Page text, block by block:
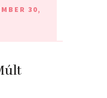
30,